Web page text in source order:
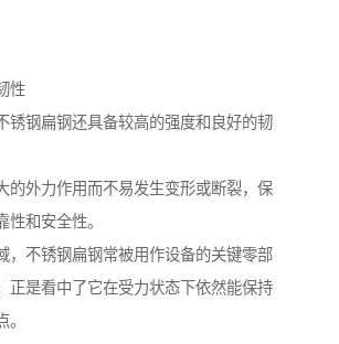
性
锈钢扁钢还具备较高的强度和良好的韧
的外力作用而不易发生变形或断裂，保
性和安全性。
，不锈钢扁钢常被用作设备的关键零部
正是看中了它在受力状态下依然能保持